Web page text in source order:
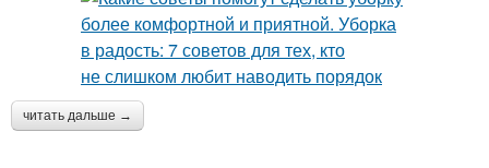
читать дальше →